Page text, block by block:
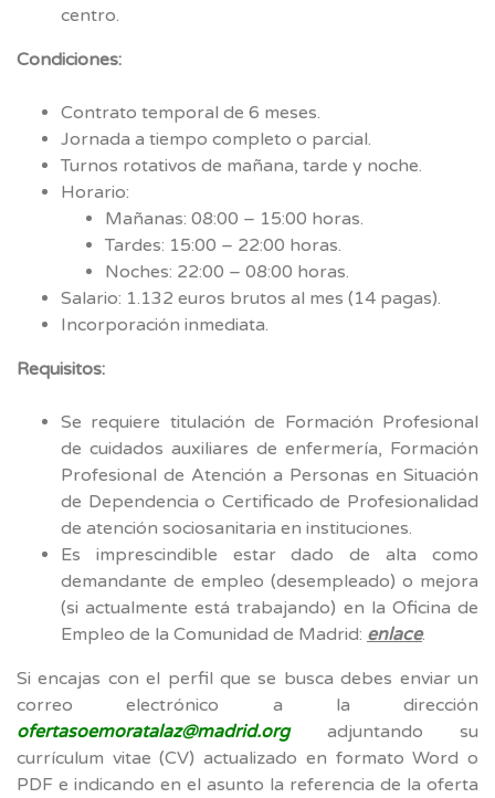
centro.
Condiciones:
Contrato temporal de 6 meses.
Jornada a tiempo completo o parcial.
Turnos rotativos de mañana, tarde y noche.
Horario:
Mañanas: 08:00 – 15:00 horas.
Tardes: 15:00 – 22:00 horas.
Noches: 22:00 – 08:00 horas.
Salario: 1.132 euros brutos al mes (14 pagas).
Incorporación inmediata.
Requisitos:
Se requiere titulación de Formación Profesional
de cuidados auxiliares de enfermería, Formación
Profesional de Atención a Personas en Situación
de Dependencia o Certificado de Profesionalidad
de atención sociosanitaria en instituciones.
Es imprescindible estar dado de alta como
demandante de empleo (desempleado) o mejora
(si actualmente está trabajando) en la Oficina de
Empleo de la Comunidad de Madrid: enlace.
Si encajas con el perfil que se busca debes enviar un
correo electrónico a la dirección
ofertasoemoratalaz@madrid.orgadjuntando su
currículum vitae (CV) actualizado en formato Word o
PDF e indicando en el asunto la referencia de la oferta